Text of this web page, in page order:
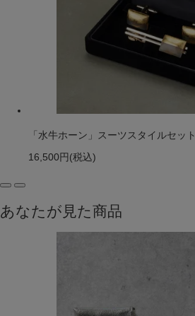
「水牛ホーン」スーツスタイルセット
16,500円 (税込)
あなたが見た商品